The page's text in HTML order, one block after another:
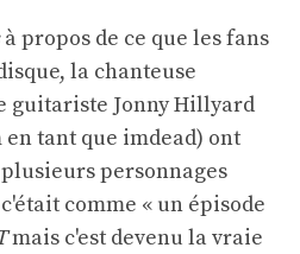
à propos de ce que les fans
la chanteuse
guitariste Jonny Hillyard
tant que imdead) ont
personnages
comme « un épisode
mais c'est devenu la vraie